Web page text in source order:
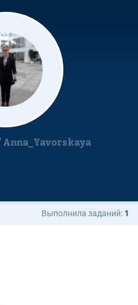
Anna_Yavorskaya
Выполнила заданий: 1